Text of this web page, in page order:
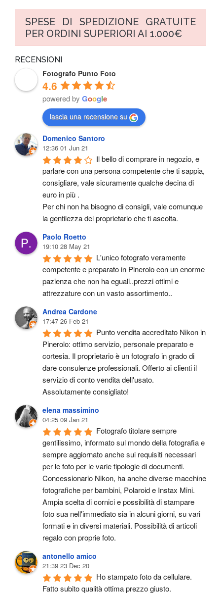
SPESE DI SPEDIZIONE GRATUITE
PER ORDINI SUPERIORI AI 1.000€
RECENSIONI
Fotografo Punto Foto
4.6
powered by Google
lascia una recensione su
Domenico Santoro
12:36 01 Jun 21
Il bello di comprare in negozio, e
parlare con una persona competente che ti sappia,
consigliare, vale sicuramente qualche decina di
euro in più .
Per chi non ha bisogno di consigli, vale comunque
la gentilezza del proprietario che ti ascolta.
Paolo Roetto
19:10 28 May 21
L'unico fotografo veramente
competente e preparato in Pinerolo con un enorme
pazienza che non ha eguali..prezzi ottimi e
attrezzature con un vasto assortimento..
Andrea Cardone
17:47 26 Feb 21
Punto vendita accreditato Nikon in
Pinerolo: ottimo servizio, personale preparato e
cortesia. Il proprietario è un fotografo in grado di
dare consulenze professionali. Offerto ai clienti il
servizio di conto vendita dell'usato.
Assolutamente consigliato!
elena massimino
04:25 09 Jan 21
Fotografo titolare sempre
gentilissimo, informato sul mondo della fotografia e
sempre aggiornato anche sui requisiti necessari
per le foto per le varie tipologie di documenti.
Concessionario Nikon, ha anche diverse macchine
fotografiche per bambini, Polaroid e Instax Mini.
Ampia scelta di cornici e possibilità di stampare
foto sua nell'immediato sia in alcuni giorni, su vari
formati e in diversi materiali. Possibilità di articoli
regalo con proprie foto.
antonello amico
21:39 23 Dec 20
Ho stampato foto da cellulare.
Fatto subito qualità ottima prezzo giusto.